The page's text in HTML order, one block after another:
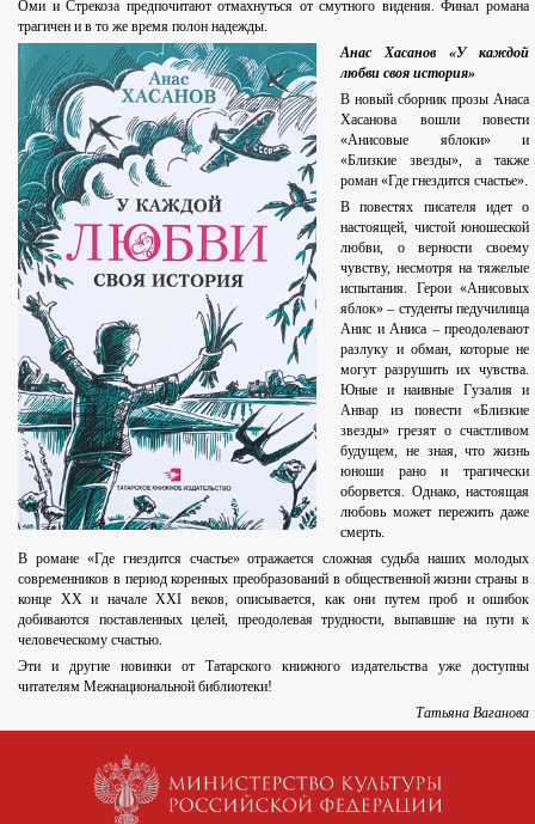
Оми и Стрекоза предпочитают отмахнуться от смутного видения. Финал романа
трагичен и в то же время полон надежды.
Анас Хасанов «У каждой
любви своя история»
В новый сборник прозы Анаса
Хасанова вошли повести
«Анисовые яблоки» и
«Близкие звезды», а также
роман «Где гнездится счастье».
В повестях писателя идет о
настоящей, чистой юношеской
любви, о верности своему
чувству, несмотря на тяжелые
испытания. Герои «Анисовых
яблок»– студенты педучилища
Анис и Аниса –преодолевают
разлуку и обман, которые не
могут разрушить их чувства.
Юные и наивные Гузалия и
Анвар из повести «Близкие
звезды» грезят о счастливом
будущем, не зная, что жизнь
юноши рано и трагически
оборвется. Однако, настоящая
любовь может пережить даже
смерть.
В романе «Где гнездится счастье» отражается сложная судьба наших молодых
современников в период коренных преобразований в общественной жизни страны в
конце ХХ и начале ХХI веков, описывается, как они путем проб и ошибок
добиваются поставленных целей, преодолевая трудности, выпавшие на пути к
человеческому счастью.
Эти и другие новинки от Татарского книжного издательства уже доступны
читателям Межнациональной библиотеки!
Татьяна Ваганова